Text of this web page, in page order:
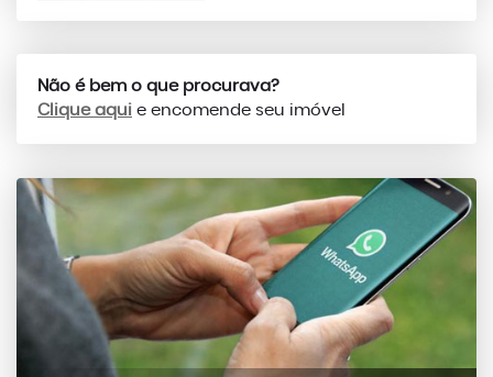
Não é bem o que procurava?
Clique aqui e encomende seu imóvel